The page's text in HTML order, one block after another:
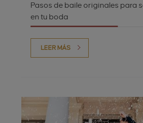
Pasos de baile originales para
en tu boda
LEER MÁS